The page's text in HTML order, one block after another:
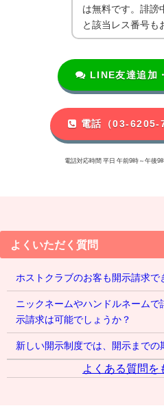
は無料です。誹謗
と該当レス番号も
LINE友達追加
電話（03-6205-
電話対応時間 平日 午前9時～午後9
よくいただく質問
ホストクラブのお客も開示請求で
ニックネームやハンドルネーム
示請求は可能でしょうか？
新しい開示制度では、開示までの
よくある質問を